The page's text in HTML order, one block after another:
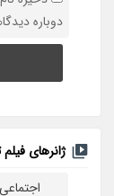
دوباره
ژانرهای
اجتماعی